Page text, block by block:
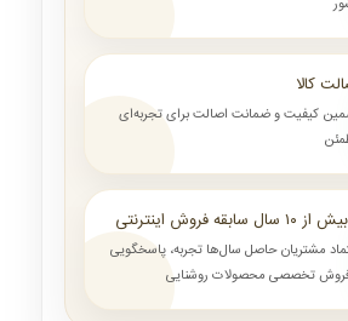
کالا
کیفیت و ضمانت اصالت برای تجربه‌ای
سال سابقه فروش اینترنتی
مشتریان حاصل سال‌ها تجربه، پاسخگویی
تخصصی محصولات روشنایی